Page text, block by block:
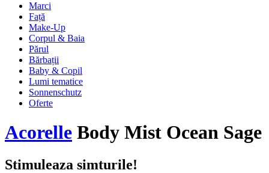
Marci
Față
Make-Up
Corpul & Baia
Părul
Bărbații
Baby & Copil
Lumi tematice
Sonnenschutz
Oferte
Acorelle Body Mist Ocean Sage
Stimuleaza simturile!